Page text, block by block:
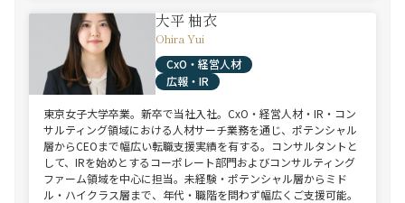
大平 柚衣
Ohira Yui
CxO・経営人材
広報・IR
東京女子大学卒業。新卒で当社入社。CxO・経営人材・IR・コン
サルティング領域における人材サーチ業務を通じ、ポテンシャル
層からCEOまで幅広い転職支援実績を有する。コンサルタントと
して、IRを始めとするコーポレート部門およびコンサルティング
ファーム領域を中心に担当。未経験・ポテンシャル層からミド
ル・ハイクラス層まで、年代・職階を問わず幅広くご支援可能。